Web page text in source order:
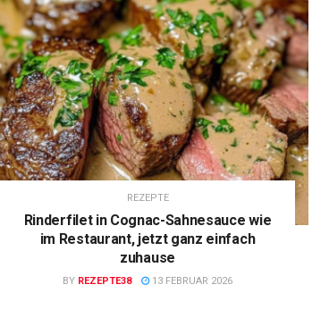
REZEPTE
Rinderfilet in Cognac-Sahnesauce wie
im Restaurant, jetzt ganz einfach
zuhause
BY REZEPTE38 13 FEBRUAR 2026